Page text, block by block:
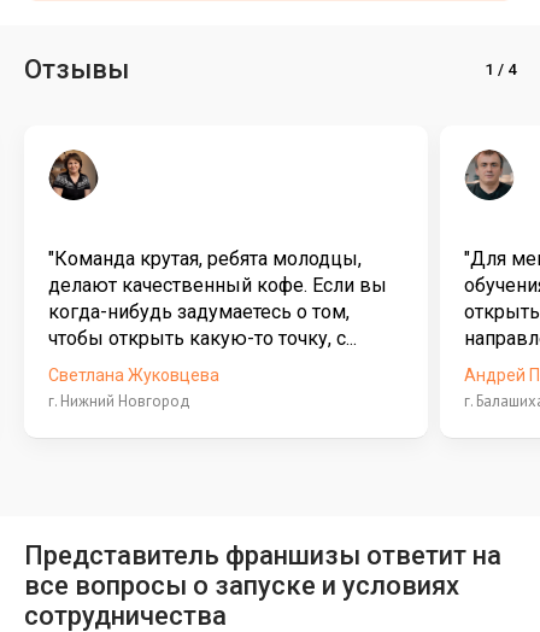
Отзывы
"Команда крутая, ребята молодцы,
делают качественный кофе. Если вы
когда-нибудь задумаетесь о том,
чтобы открыть какую-то точку, с...
Светлана Жуковцева
г. Нижний Новгород
"Для
Андрей
г.
Представитель франшизы ответит на
все вопросы о запуске и условиях
сотрудничества